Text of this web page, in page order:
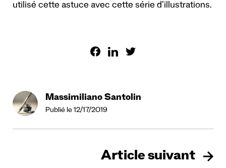
utilisé cette astuce avec cette série d’illustrations.
Massimiliano Santolin
Publié le 12/17/2019
Article suivant